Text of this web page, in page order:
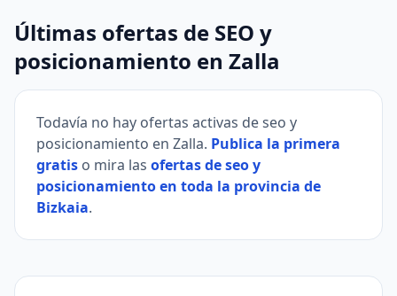
Últimas ofertas de SEO y
posicionamiento en Zalla
Todavía no hay ofertas activas de seo y
posicionamiento en Zalla. Publica la primera
gratis o mira las ofertas de seo y
posicionamiento en toda la provincia de
Bizkaia.